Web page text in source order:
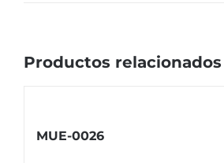
Productos relacionados
MUE-0026